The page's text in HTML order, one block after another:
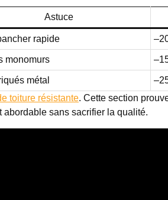
Astuce
rapide
monomurs
métal
toiture résistante. Cette section
sans sacrifier la qualité.